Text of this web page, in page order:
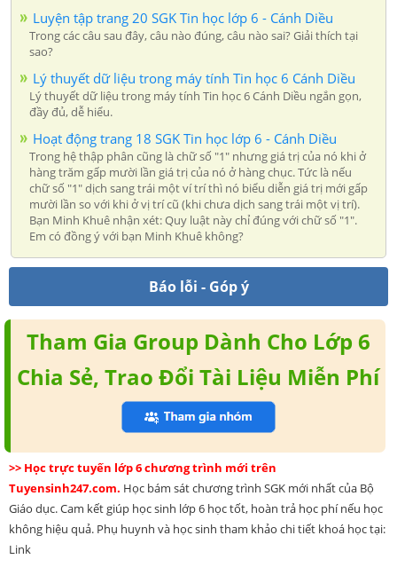
Luyện tập trang 20 SGK Tin học lớp 6 - Cánh Diều
Trong các câu sau đây, câu nào đúng, câu nào sai? Giải thích tại
sao?
Lý thuyết dữ liệu trong máy tính Tin học 6 Cánh Diều
Lý thuyết dữ liệu trong máy tính Tin học 6 Cánh Diều ngắn gọn,
đầy đủ, dễ hiểu.
Hoạt động trang 18 SGK Tin học lớp 6 - Cánh Diều
Trong hệ thập phân cũng là chữ số "1" nhưng giá trị của nó khi ở
hàng trăm gấp mười lần giá trị của nó ở hàng chục. Tức là nếu
chữ số "1" dịch sang trái một ví trí thì nó biểu diễn giá trị mới gấp
mười lần so với khi ở vị trí cũ (khi chưa dịch sang trái một vị trí).
Bạn Minh Khuê nhận xét: Quy luật này chỉ đúng với chữ số "1".
Em có đồng ý với bạn Minh Khuê không?
Báo lỗi - Góp ý
Tham Gia Group Dành Cho Lớp 6
Chia Sẻ, Trao Đổi Tài Liệu Miễn Phí
>> Học trực tuyến lớp 6 chương trình mới trên
Tuyensinh247.com. Học bám sát chương trình SGK mới nhất của Bộ
Giáo dục. Cam kết giúp học sinh lớp 6 học tốt, hoàn trả học phí nếu học
không hiệu quả. Phụ huynh và học sinh tham khảo chi tiết khoá học tại:
Link